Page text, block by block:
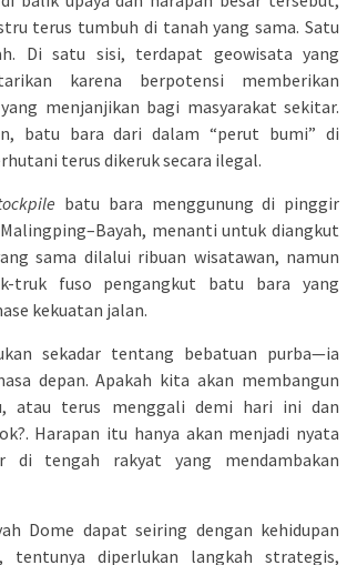
terus tumbuh di tanah yang sama. Satu
Di satu sisi, terdapat geowisata yang
karena berpotensi memberikan
menjanjikan bagi masyarakat sekitar.
batu bara dari dalam “perut bumi” di
terus dikeruk secara ilegal.
batu bara menggunung di pinggir
menanti untuk diangkut
sama dilalui ribuan wisatawan, namun
truk fuso pengangkut batu bara yang
kekuatan jalan.
sekadar tentang bebatuan purba—ia
depan. Apakah kita akan membangun
atau terus menggali demi hari ini dan
Harapan itu hanya akan menjadi nyata
di tengah rakyat yang mendambakan
Dome dapat seiring dengan kehidupan
tentunya diperlukan langkah strategis,